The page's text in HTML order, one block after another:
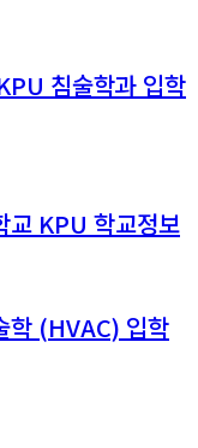
침술학과 입학
교 KPU 학교정보
학 (HVAC) 입학